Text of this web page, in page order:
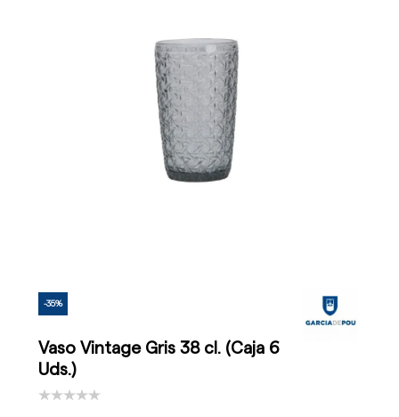
-35%
Vaso Vintage Gris 38 cl. (Caja 6
Uds.)